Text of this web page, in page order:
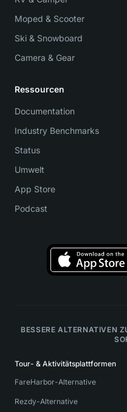
Moped & Scooter
Ski & Snowboard
Camera & Gear
Ressourcen
Documentation
Industry Benchmarks
Status
Umwelt
App Store
Podcast
BESSERE ALTERNATIVEN
Tour- & Aktivitätsplattformen
FareHarbor-Alternative
Rezdy-Alternative